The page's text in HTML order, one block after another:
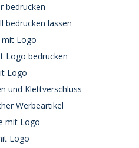
bedrucken
bedrucken lassen
mit Logo
Logo bedrucken
Logo
und Klettverschluss
Werbeartikel
mit Logo
Logo